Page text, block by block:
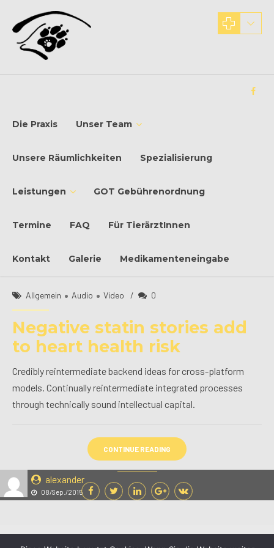
Die Praxis Unser Team
Unsere Räumlichkeiten Spezialisierung
Leistungen GOT Gebührenordnung
Termine FAQ Für TierärztInnen
Kontakt Galerie Medikamenteneingabe
alexander
08/Sep./2015
Allgemein Audio Video 0
Negative statin stories add
to heart health risk
Credibly reintermediate backend ideas for cross-platform
models. Continually reintermediate integrated processes
through technically sound intellectual capital.
CONTINUE READING